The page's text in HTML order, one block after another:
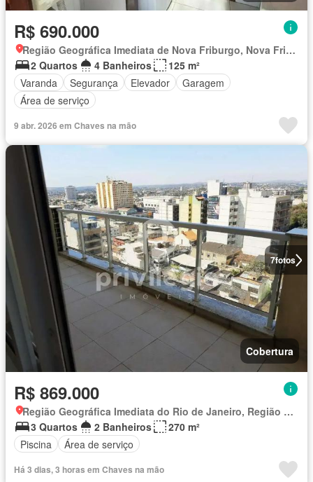
R$ 690.000
Região Geográfica Imediata de Nova Friburgo, Nova Friburgo
2 Quartos
4 Banheiros
125 m²
Varanda
Segurança Elevador
Garagem
Área de serviço
9 abr. 2026 em Chaves na mão
7fotos
Cobertura
R$ 869.000
Região Geográfica Imediata do Rio de Janeiro, Região Metropolitana do Rio de Janeiro
3 Quartos
2 Banheiros
270 m²
Piscina
Área de serviço
Há 3 dias, 3 horas em Chaves na mão